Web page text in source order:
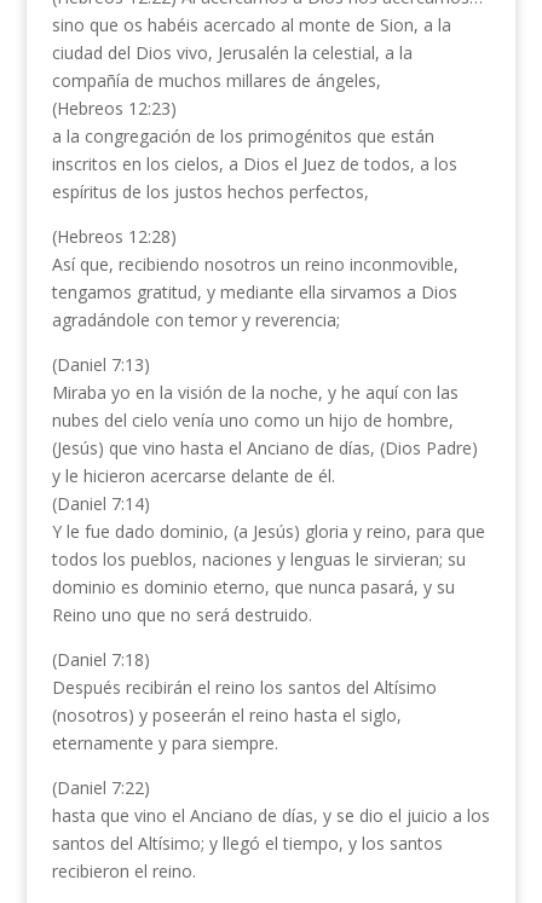
sino que os habéis acercado al monte de Sion, a la
ciudad del Dios vivo, Jerusalén la celestial, a la
compañía de muchos millares de ángeles,
(Hebreos 12:23)
a la congregación de los primogénitos que están
inscritos en los cielos, a Dios el Juez de todos, a los
espíritus de los justos hechos perfectos,
(Hebreos 12:28)
Así que, recibiendo nosotros un reino inconmovible,
tengamos gratitud, y mediante ella sirvamos a Dios
agradándole con temor y reverencia;
(Daniel 7:13)
Miraba yo en la visión de la noche, y he aquí con las
nubes del cielo venía uno como un hijo de hombre,
(Jesús) que vino hasta el Anciano de días, (Dios Padre)
y le hicieron acercarse delante de él.
(Daniel 7:14)
Y le fue dado dominio, (a Jesús) gloria y reino, para que
todos los pueblos, naciones y lenguas le sirvieran; su
dominio es dominio eterno, que nunca pasará, y su
Reino uno que no será destruido.
(Daniel 7:18)
Después recibirán el reino los santos del Altísimo
(nosotros) y poseerán el reino hasta el siglo,
eternamente y para siempre.
(Daniel 7:22)
hasta que vino el Anciano de días, y se dio el juicio a los
santos del Altísimo; y llegó el tiempo, y los santos
recibieron el reino.